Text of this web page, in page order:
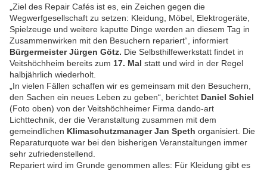
„Ziel des Repair Cafés ist es, ein Zeichen gegen die
Wegwerfgesellschaft zu setzen: Kleidung, Möbel, Elektrogeräte,
Spielzeuge und weitere kaputte Dinge werden an diesem Tag in
Zusammenwirken mit den Besuchern repariert“, informiert
Bürgermeister Jürgen Götz. Die Selbsthilfewerkstatt findet in
Veitshöchheim bereits zum 17. Mal statt und wird in der Regel
halbjährlich wiederholt.
„In vielen Fällen schaffen wir es gemeinsam mit den Besuchern,
den Sachen ein neues Leben zu geben“, berichtet Daniel Schiel
(Foto oben) von der Veitshöchheimer Firma dando-art
Lichttechnik, der die Veranstaltung zusammen mit dem
gemeindlichen Klimaschutzmanager Jan Speth organisiert. Die
Reparaturquote war bei den bisherigen Veranstaltungen immer
sehr zufriedenstellend.
Repariert wird im Grunde genommen alles: Für Kleidung gibt es